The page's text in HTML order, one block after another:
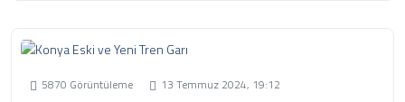
5870 Görüntüleme 13 Temmuz 2024, 19:12